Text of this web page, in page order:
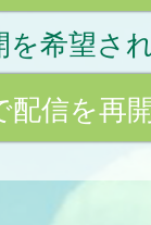
を希望さ
配信を再